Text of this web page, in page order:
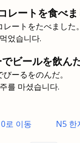
レートを食べま
ートをたべました。
었습니다.
ビールを飲んだ
ーるをのんだ。
를 마셨습니다.
로 이동 N5 한